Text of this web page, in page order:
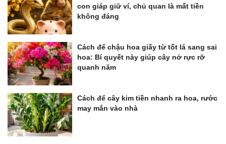
con giáp giữ ví, chủ quan là mất tiền
không đáng
Cách để chậu hoa giấy từ tốt lá sang sai
hoa: Bí quyết này giúp cây nở rực rỡ
quanh năm
Cách để cây kim tiền nhanh ra hoa, rước
may mắn vào nhà